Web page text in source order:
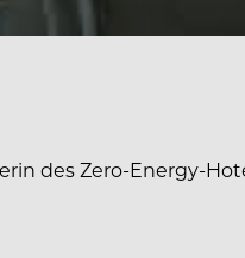
des Zero-Energy-